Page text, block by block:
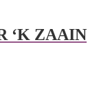
‘K ZAAIN